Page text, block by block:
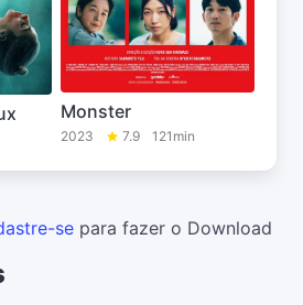
Monster
2023 7.9 121min
se para fazer o Download